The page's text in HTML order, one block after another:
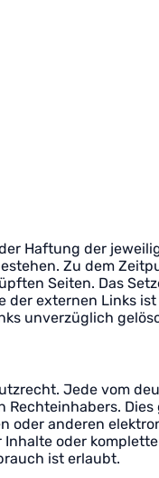
Haftung der
Zu dem
Seiten. Das
externen Links
unverzüglich
Jede vom
anderen
oder
ist erlaubt.